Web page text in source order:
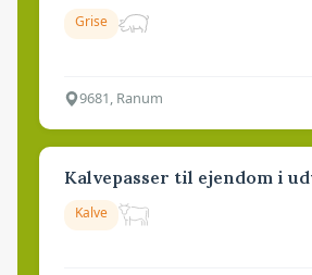
Grise
9681, Ranum
Kalvepasser til ejendom i
Kalve